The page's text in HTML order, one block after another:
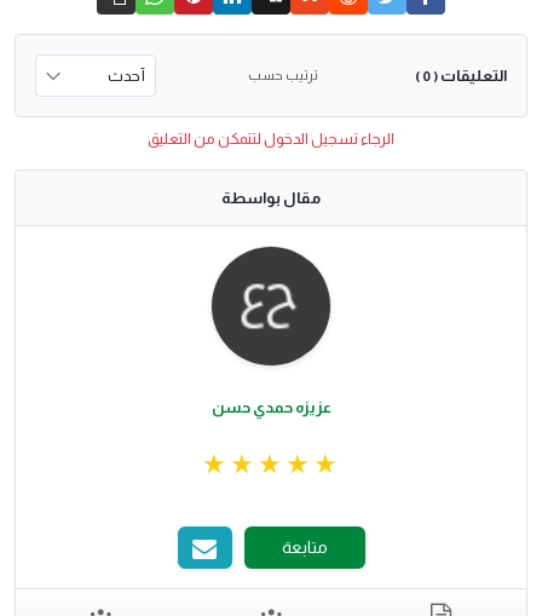
التعليقات ( 0 ) ترتيب حسب
الرجاء تسجيل الدخول لتتمكن من التعليق
مقال بواسطة
عزيزه حمدي حسن
متابعة